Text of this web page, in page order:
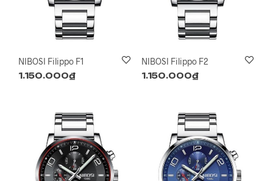
NIBOSI Filippo F1
1.150.000₫
NIBOSI Filippo F2
1.150.000₫